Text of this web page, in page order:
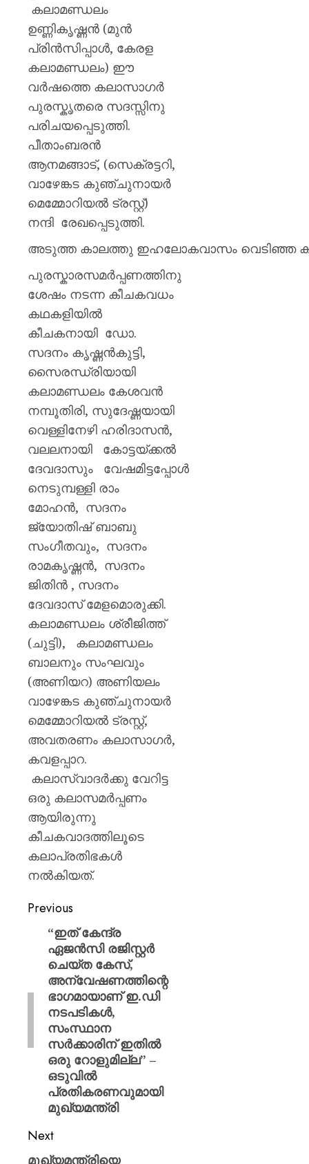
കലാമണ്ഡലം
ഉണ്ണികൃഷ്ണൻ (മുന്‍
പ്രിന്‍സിപ്പാള്‍, കേരള
കലാമണ്ഡലം) ഈ
വർഷത്തെ കലാസാഗർ
പുരസ്കൃതരെ സദസ്സിനു
പരിചയപ്പെടുത്തി.
പീതാംബരന്‍
ആനമങ്ങാട്, (സെക്രട്ടറി,
വാഴേങ്കട കുഞ്ചുനായര്‍
മെമ്മോറിയൽ ട്രസ്റ്റ്)
നന്ദി രേഖപ്പെടുത്തി.
അടുത്ത കാലത്തു ഇഹലോകവാസം വെടിഞ്ഞ
പുരസ്കാരസമർപ്പണത്തിനു
ശേഷം നടന്ന കീചകവധം
കഥകളിയിൽ
കീചകനായി ഡോ.
സദനം കൃഷ്ണന്‍കുട്ടി,
സൈരന്ധ്രിയായി
കലാമണ്ഡലം കേശവന്‍
നമ്പൂതിരി, സുദേഷ്ണയായി
വെള്ളിനേഴി ഹരിദാസന്‍,
വലലനായി കോട്ടയ്ക്കല്‍
ദേവദാസും വേഷമിട്ടപ്പോൾ
നെടുമ്പള്ളി രാം
മോഹന്‍, സദനം
ജ്യോതിഷ് ബാബു
സംഗീതവും, സദനം
രാമകൃഷ്ണന്‍, സദനം
ജിതിൻ , സദനം
ദേവദാസ് മേളമൊരുക്കി.
കലാമണ്ഡലം ശ്രീജിത്ത്
(ചുട്ടി), കലാമണ്ഡലം
ബാലനും സംഘവും
(അണിയറ) അണിയലം
വാഴേങ്കട കുഞ്ചുനായര്‍
മെമ്മോറിയല്‍ ട്രസ്റ്റ്,
അവതരണം കലാസാഗർ,
കവളപ്പാറ.
കലാസ്വാദർക്കു വേറിട്ട
ഒരു കലാസമർപ്പണം
ആയിരുന്നു
കീചകവാദത്തിലൂടെ
കലാപ്രതിഭകൾ
നൽകിയത്.
Previous
“ഇത് കേന്ദ്ര
ഏജൻസി രജിസ്റ്റർ
ചെയ്ത കേസ്,
അന്വേഷണത്തിന്റെ
ഭാഗമായാണ് ഇ.ഡി
നടപടികൾ,
സംസ്ഥാന
സർക്കാരിന് ഇതിൽ
ഒരു റോളുമില്ല” –
ഒടുവിൽ
പ്രതികരണവുമായി
മുഖ്യമന്ത്രി
Next
മുഖ്യമന്ത്രിയെ